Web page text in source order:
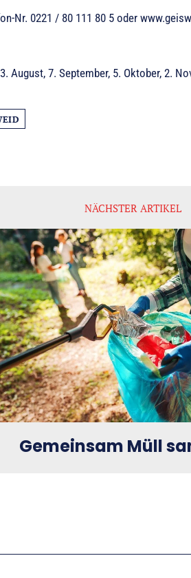
Nr. 0221 / 80 111 80 5 oder
August, 7. September, 5. Oktober, 2.
NÄCHSTER ARTIKEL
Gemeinsam Müll